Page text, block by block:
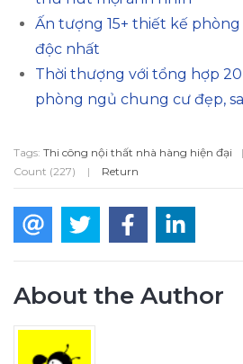
Ấn tượng 15+ thiết kế
độc nhất
Thời thượng với tổng hợp
phòng ngủ chung cư đẹp,
Tags: Thi công nội thất nhà hàng hiện đại |
Count (227)
| Return
About the Author